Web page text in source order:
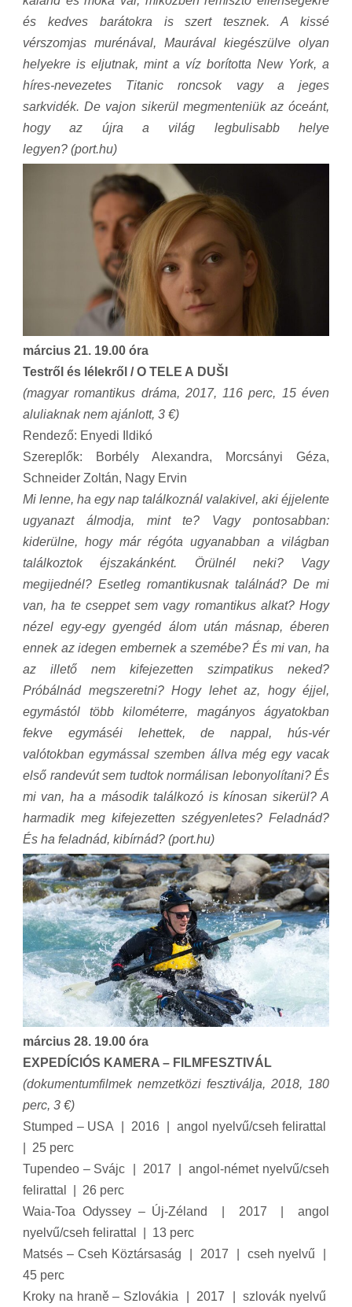
és kedves barátokra is szert tesznek. A kissé
vérszomjas murénával, Maurával kiegészülve olyan
helyekre is eljutnak, mint a víz borította New York, a
híres-nevezetes Titanic roncsok vagy a jeges
sarkvidék. De vajon sikerül megmenteniük az óceánt,
hogy az újra a világ legbulisabb helye
legyen? (port.hu)
március 21. 19.00 óra
Testről és lélekről / O TELE A DUŠI
(magyar romantikus dráma, 2017, 116 perc, 15 éven
aluliaknak nem ajánlott, 3 €)
Rendező: Enyedi Ildikó
Szereplők: Borbély Alexandra, Morcsányi Géza,
Schneider Zoltán, Nagy Ervin
Mi lenne, ha egy nap találkoznál valakivel, aki éjjelente
ugyanazt álmodja, mint te? Vagy pontosabban:
kiderülne, hogy már régóta ugyanabban a világban
találkoztok éjszakánként. Örülnél neki? Vagy
megijednél? Esetleg romantikusnak találnád? De mi
van, ha te cseppet sem vagy romantikus alkat? Hogy
nézel egy-egy gyengéd álom után másnap, éberen
ennek az idegen embernek a szemébe? És mi van, ha
az illető nem kifejezetten szimpatikus neked?
Próbálnád megszeretni? Hogy lehet az, hogy éjjel,
egymástól több kilométerre, magányos ágyatokban
fekve egymáséi lehettek, de nappal, hús-vér
valótokban egymással szemben állva még egy vacak
első randevút sem tudtok normálisan lebonyolítani? És
mi van, ha a második találkozó is kínosan sikerül? A
harmadik meg kifejezetten szégyenletes? Feladnád?
És ha feladnád, kibírnád? (port.hu)
március 28. 19.00 óra
EXPEDÍCIÓS KAMERA – FILMFESZTIVÁL
(dokumentumfilmek nemzetközi fesztiválja, 2018, 180
perc, 3 €)
Stumped – USA | 2016 | angol nyelvű/cseh felirattal
| 25 perc
Tupendeo – Svájc | 2017 | angol-német nyelvű/cseh
felirattal | 26 perc
Waia-Toa Odyssey – Új-Zéland | 2017 | angol
nyelvű/cseh felirattal | 13 perc
Matsés – Cseh Köztársaság | 2017 | cseh nyelvű |
45 perc
Kroky na hraně – Szlovákia | 2017 | szlovák nyelvű